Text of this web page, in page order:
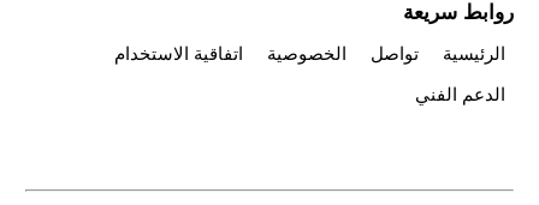
روابط سريعة
الرئيسية تواصل الخصوصية
اتفاقية الاستخدام
الدعم الفني